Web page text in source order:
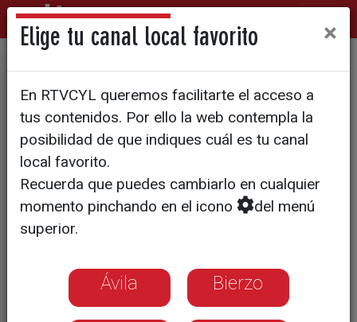
La ley de limitación de
mandatos que marca el "reloj
político" de altos cargos en
Castilla y León
La normativa autonómica restringe a
ocho años la permanencia en la
para blindar la transparencia
Elige tu canal local favorito ×
En RTVCYL queremos facilitarte el acceso a
tus contenidos. Por ello la web contempla la
posibilidad de que indiques cuál es tu canal
local favorito.
Recuerda que puedes cambiarlo en cualquier
momento pinchando en el icono
del menú
superior.
Ávila Bierzo